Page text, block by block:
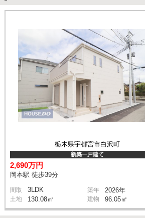
栃木県宇都宮市白沢町
新築一戸建て
2,690万円
岡本駅 徒歩39分
間取 3LDK 築年 2026年
土地 130.08㎡ 建物 96.05㎡